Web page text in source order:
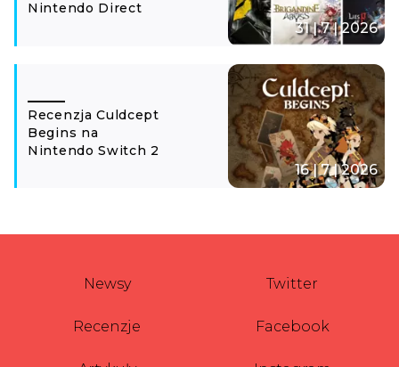
Nintendo Direct
31 | 7 | 2026
Recenzja Culdcept
Begins na
Nintendo Switch 2
16 | 7 | 2026
Newsy
Recenzje
Twitter
Facebook